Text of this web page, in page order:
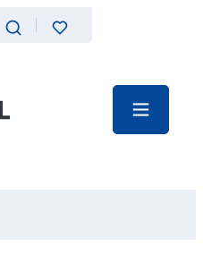
Recherche
Favoris
Menu
du fil d'Ariane